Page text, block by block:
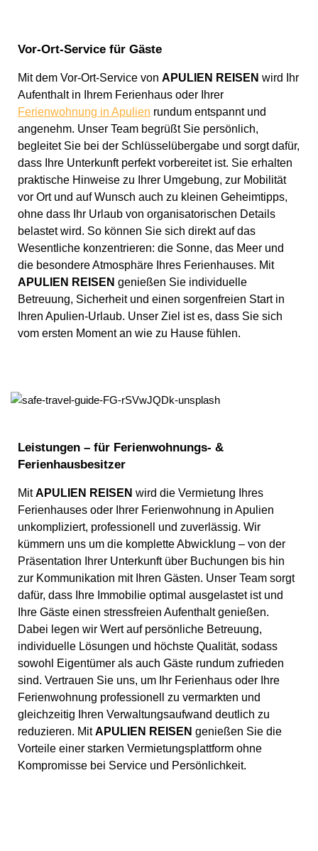
Vor-Ort-Service für Gäste
Mit dem Vor-Ort-Service von APULIEN REISEN wird Ihr
Aufenthalt in Ihrem Ferienhaus oder Ihrer
Ferienwohnung in Apulien rundum entspannt und
angenehm. Unser Team begrüßt Sie persönlich,
begleitet Sie bei der Schlüsselübergabe und sorgt dafür,
dass Ihre Unterkunft perfekt vorbereitet ist. Sie erhalten
praktische Hinweise zu Ihrer Umgebung, zur Mobilität
vor Ort und auf Wunsch auch zu kleinen Geheimtipps,
ohne dass Ihr Urlaub von organisatorischen Details
belastet wird. So können Sie sich direkt auf das
Wesentliche konzentrieren: die Sonne, das Meer und
die besondere Atmosphäre Ihres Ferienhauses. Mit
APULIEN REISEN genießen Sie individuelle
Betreuung, Sicherheit und einen sorgenfreien Start in
Ihren Apulien-Urlaub. Unser Ziel ist es, dass Sie sich
vom ersten Moment an wie zu Hause fühlen.
Leistungen – für Ferienwohnungs- &
Ferienhausbesitzer
MitAPULIEN REISEN wird die Vermietung Ihres
Ferienhauses oder Ihrer Ferienwohnung in Apulien
unkompliziert, professionell und zuverlässig. Wir
kümmern uns um die komplette Abwicklung – von der
Präsentation Ihrer Unterkunft über Buchungen bis hin
zur Kommunikation mit Ihren Gästen. Unser Team sorgt
dafür, dass Ihre Immobilie optimal ausgelastet ist und
Ihre Gäste einen stressfreien Aufenthalt genießen.
Dabei legen wir Wert auf persönliche Betreuung,
individuelle Lösungen und höchste Qualität, sodass
sowohl Eigentümer als auch Gäste rundum zufrieden
sind. Vertrauen Sie uns, um Ihr Ferienhaus oder Ihre
Ferienwohnung professionell zu vermarkten und
gleichzeitig Ihren Verwaltungsaufwand deutlich zu
reduzieren. MitAPULIEN REISEN genießen Sie die
Vorteile einer starken Vermietungsplattform ohne
Kompromisse bei Service und Persönlichkeit.